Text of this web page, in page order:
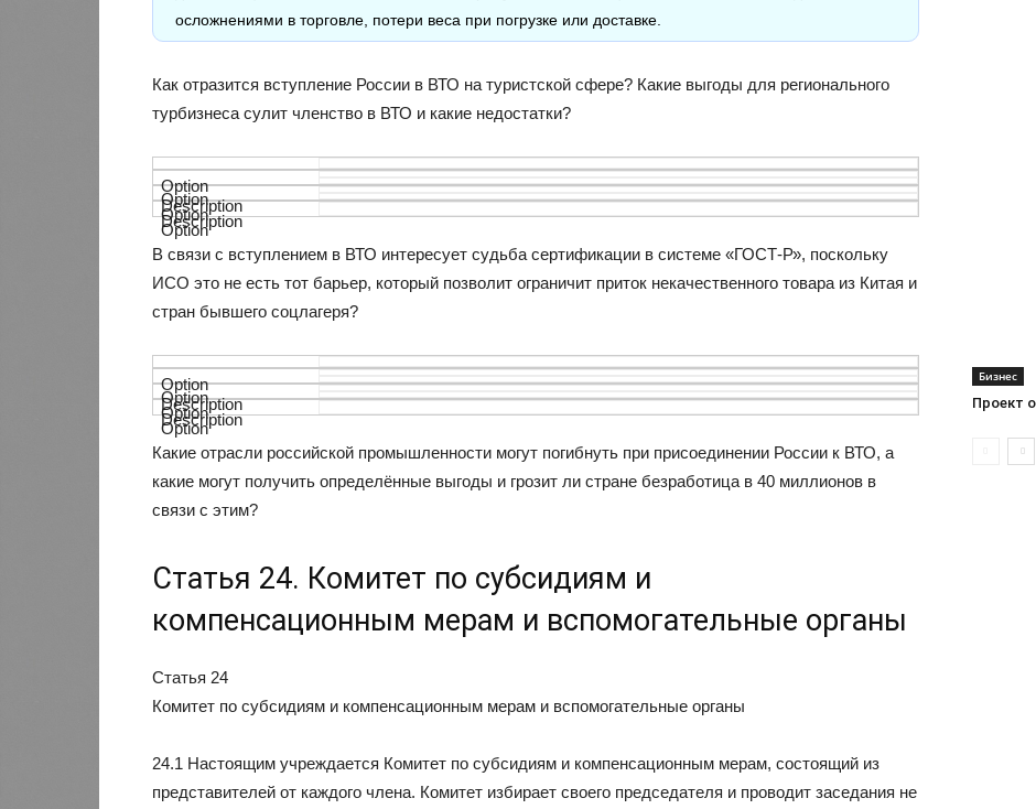
осложнениями в торговле, потери веса при погрузке или доставке.
Как отразится вступление России в ВТО на туристской сфере? Какие выгоды для регионального
турбизнеса сулит членство в ВТО и какие недостатки?
В связи с вступлением в ВТО интересует судьба сертификации в системе «ГОСТ-Р», поскольку
ИСО это не есть тот барьер, который позволит ограничит приток некачественного товара из Китая и
стран бывшего соцлагеря?
Какие отрасли российской промышленности могут погибнуть при присоединении России к ВТО, а
какие могут получить определённые выгоды и грозит ли стране безработица в 40 миллионов в
связи с этим?
Статья 24. Комитет по субсидиям и
компенсационным мерам и вспомогательные органы
Статья 24
Комитет по субсидиям и компенсационным мерам и вспомогательные органы
24.1 Настоящим учреждается Комитет по субсидиям и компенсационным мерам, состоящий из
представителей от каждого члена. Комитет избирает своего председателя и проводит заседания не
Бизнес
Проект